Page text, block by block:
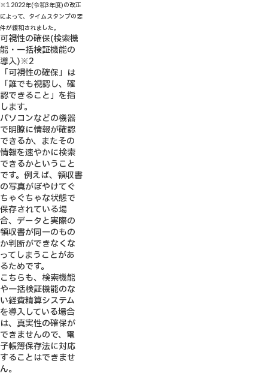
※1 2022年(令和3年度)の改正
によって、タイムスタンプの要
件が緩和されました。
可視性の確保(検索機
能・一括検証機能の
導入)※2
「可視性の確保」は
「誰でも視認し、確
認できること」を指
します。
パソコンなどの機器
で明瞭に情報が確認
できるか、またその
情報を速やかに検索
できるかということ
です。例えば、領収書
の写真がぼやけてぐ
ちゃぐちゃな状態で
保存されている場
合、データと実際の
領収書が同一のもの
か判断ができなくな
ってしまうことがあ
るためです。
こちらも、検索機能
や一括検証機能のな
い経費精算システム
を導入している場合
は、真実性の確保が
できませんので、電
子帳簿保存法に対応
することはできませ
ん。